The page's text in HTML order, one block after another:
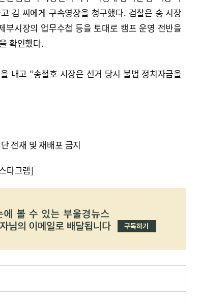
김 씨에게 구속영장을 청구했다. 검찰은 송 시장
부시장의 업무수첩 등을 토대로 캠프 운영 전반을
확인했다.
내고 “송철호 시장은 선거 당시 불법 정치자금을
전재 및 재배포 금지
타그램]